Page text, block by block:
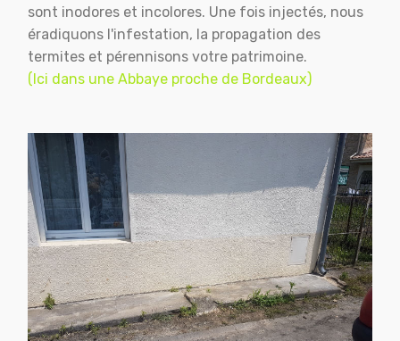
sont inodores et incolores. Une fois injectés, nous
éradiquons l'infestation, la propagation des
termites et pérennisons votre patrimoine.
(Ici dans une Abbaye proche de Bordeaux)